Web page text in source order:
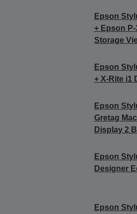
Epson
+ Epson
Storage
Epson
+ X-Rite i1
Epson
Gretag
Display 2
Epson
Designer
Epson